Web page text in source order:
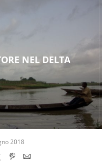
NEL DELTA
2018